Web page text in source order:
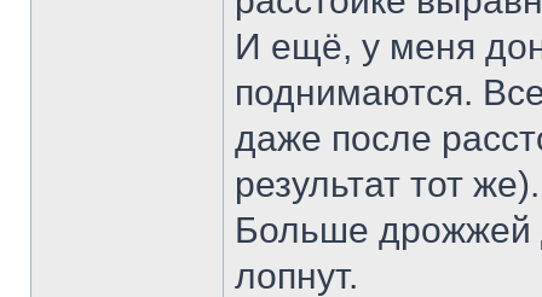
И ещё, у меня
поднимаются.
даже после
результат тот
Больше дрожжей
лопнут.